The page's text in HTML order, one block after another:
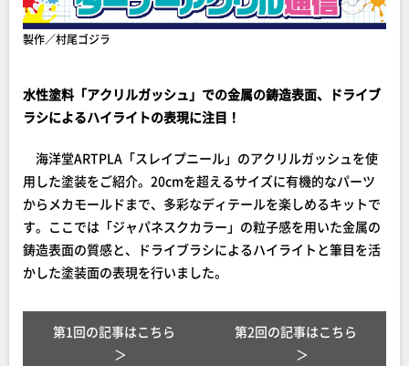
製作／村尾ゴジラ
水性塗料「アクリルガッシュ」での金属の鋳造表面、ドライブ
ラシによるハイライトの表現に注目！
海洋堂ARTPLA「スレイプニール」のアクリルガッシュを使
用した塗装をご紹介。20cmを超えるサイズに有機的なパーツ
からメカモールドまで、多彩なディテールを楽しめるキットで
す。ここでは「ジャパネスクカラー」の粒子感を用いた金属の
鋳造表面の質感と、ドライブラシによるハイライトと筆目を活
かした塗装面の表現を行いました。
第1回の記事はこちら 第2回の記事はこちら